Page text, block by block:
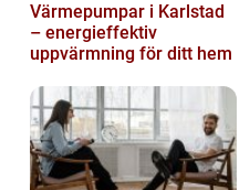
Värmepumpar i Karlstad
– energieffektiv
uppvärmning för ditt hem